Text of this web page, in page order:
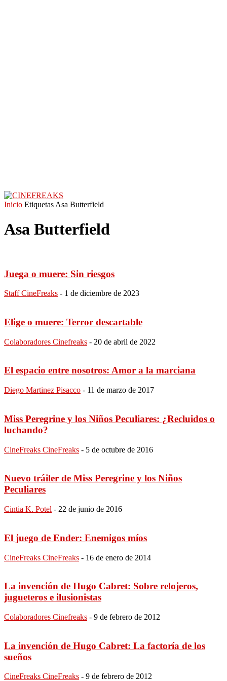
Inicio Etiquetas Asa Butterfield
Asa Butterfield
Juega o muere: Sin riesgos
Staff CineFreaks - 1 de diciembre de 2023
Elige o muere: Terror descartable
Colaboradores Cinefreaks - 20 de abril de 2022
El espacio entre nosotros: Amor a la marciana
Diego Martinez Pisacco - 11 de marzo de 2017
Miss Peregrine y los Niños Peculiares: ¿Recluidos o
luchando?
CineFreaks CineFreaks - 5 de octubre de 2016
Nuevo tráiler de Miss Peregrine y los Niños
Peculiares
Cintia K. Potel - 22 de junio de 2016
El juego de Ender: Enemigos míos
CineFreaks CineFreaks - 16 de enero de 2014
La invención de Hugo Cabret: Sobre relojeros,
jugueteros e ilusionistas
Colaboradores Cinefreaks - 9 de febrero de 2012
La invención de Hugo Cabret: La factoría de los
sueños
CineFreaks CineFreaks - 9 de febrero de 2012